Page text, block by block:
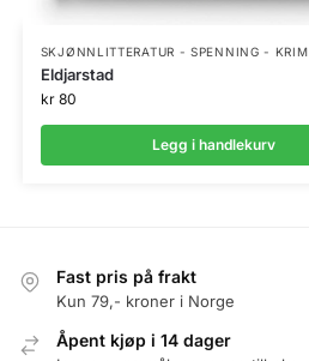
SKJØNNLITTERATUR - SPENNING - KRIM
Eldjarstad
kr80
Legg i handlekurv
Fast pris på frakt
Kun 79,- kroner i Norge
Åpent kjøp i 14 dager